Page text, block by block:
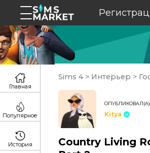
Sims 4 > Интерьер >
ОПУБЛИКОВАЛ(А)
Kitya
Country Living
Главная
Популярное
История